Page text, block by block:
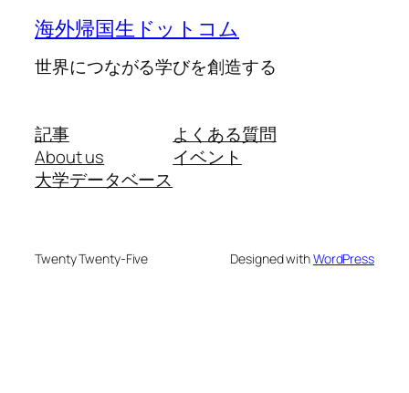
海外帰国生ドットコム
世界につながる学びを創造する
記事
About us
大学データベース
よくある質問
イベント
Twenty Twenty-Five Designed withWordPress